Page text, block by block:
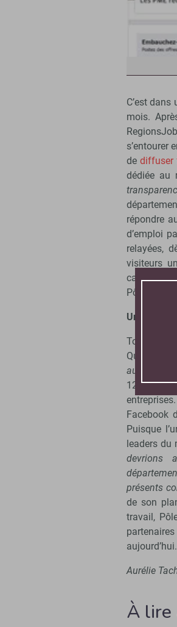
C’est
mois.
s’entourer
dediffuser
dédiée au
répondre
d’emploi
relayées,
visiteurs
candidats
Pôle emploi
Une
Toutes les
Quentin
auront
12 500
Facebook
Puisque
leaders du
devrions
présents
de son
travail,
aujourd’hui.
Aurélie
À lire